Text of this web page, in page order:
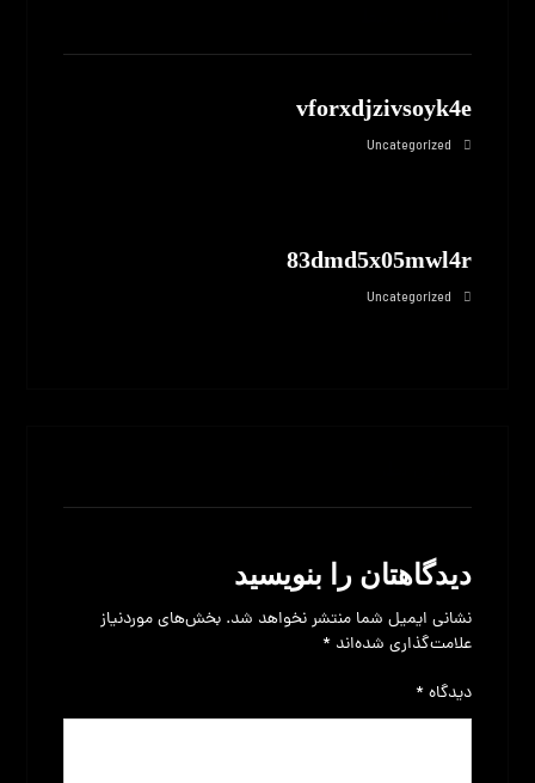
vforxdjzivsoyk4e
Uncategorized
83dmd5x05mwl4r
Uncategorized
دیدگاهتان را بنویسید
نشانی ایمیل شما منتشر نخواهد شد. بخش‌های موردنیاز
علامت‌گذاری شده‌اند*
دیدگاه*